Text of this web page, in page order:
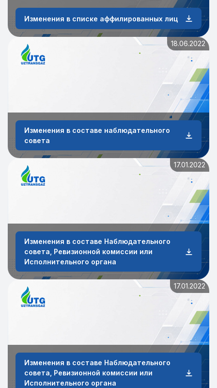
Изменения в списке аффилированных лиц
18.06.2022
Изменения в составе наблюдательного
совета
17.01.2022
Изменения в составе Наблюдательного
совета, Ревизионной комиссии или
Исполнительного органа
17.01.2022
Изменения в составе Наблюдательного
совета, Ревизионной комиссии или
Исполнительного органа